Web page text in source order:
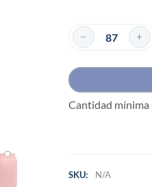
Cantidad mínima
SKU:
N/A